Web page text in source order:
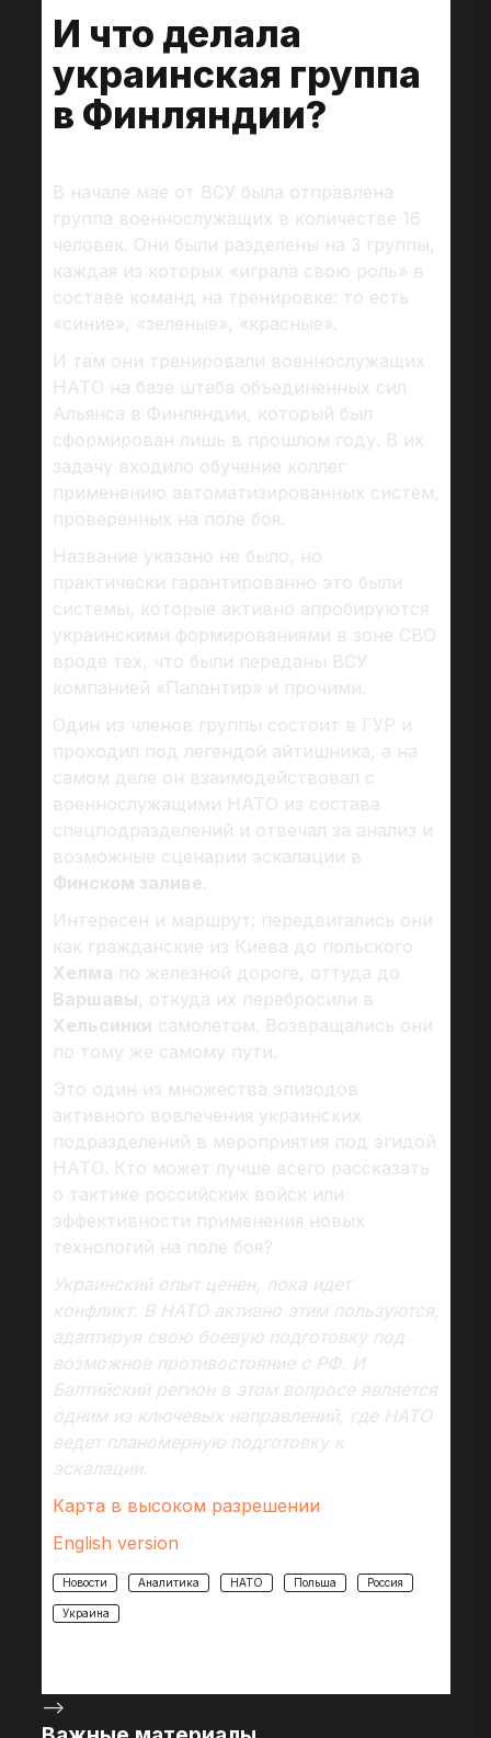
И что делала
украинская группа
в Финляндии?
В начале мае от ВСУ была отправлена
группа военнослужащих в количестве 16
человек. Они были разделены на 3 группы,
каждая из которых «играла свою роль» в
составе команд на тренировке: то есть
«синие», «зеленые», «красные».
И там они тренировали военнослужащих
НАТО на базе штаба объединенных сил
Альянса в Финляндии, который был
сформирован лишь в прошлом году. В их
задачу входило обучение коллег
применению автоматизированных систем,
проверенных на поле боя.
Название указано не было, но
практически гарантированно это были
системы, которые активно апробируются
украинскими формированиями в зоне СВО
вроде тех, что были переданы ВСУ
компанией «Палантир» и прочими.
Один из членов группы состоит в ГУР и
проходил под легендой айтишника, а на
самом деле он взаимодействовал с
военнослужащими НАТО из состава
спецподразделений и отвечал за анализ и
возможные сценарии эскалации в
Финском заливе.
Интересен и маршрут: передвигались они
как гражданские из Киева до польского
Хелма по железной дороге, оттуда до
Варшавы, откуда их перебросили в
Хельсинки самолетом. Возвращались они
по тому же самому пути.
Это один из множества эпизодов
активного вовлечения украинских
подразделений в мероприятия под эгидой
НАТО. Кто может лучше всего рассказать
о тактике российских войск или
эффективности применения новых
технологий на поле боя?
Украинский опыт ценен, пока идет
конфликт. В НАТО активно этим пользуются,
адаптируя свою боевую подготовку под
возможное противостояние с РФ. И
Балтийский регион в этом вопросе является
одним из ключевых направлений, где НАТО
ведет планомерную подготовку к
эскалации.
Карта в высоком разрешении
English version
Новости Аналитика НАТО Польша Россия
Украина
-->